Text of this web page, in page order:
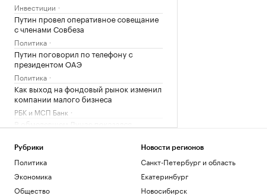
Инвестиции
Путин провел оперативное совещание
с членами Совбеза
Политика
Путин поговорил по телефону с
президентом ОАЭ
Политика
Как выход на фондовый рынок изменил
компании малого бизнеса
РБК и МСП Банк
В обмелевшем Дунае показался
империи. Фото
«Рубин» и «Нефтехимик» создадут
единую систему подготовки
футболистов
Рубрики
Политика
Экономика
Общество
Новости регионов
Санкт-Петербург и область
Екатеринбург
Новосибирск